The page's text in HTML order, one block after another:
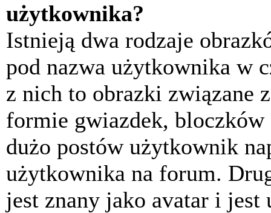
użytkownika?
Istnieją dwa rodzaje
pod nazwa użytkownika w
z nich to obrazki związane
formie gwiazdek,
dużo postów użytkownik
użytkownika na forum.
jest znany jako avatar i jest